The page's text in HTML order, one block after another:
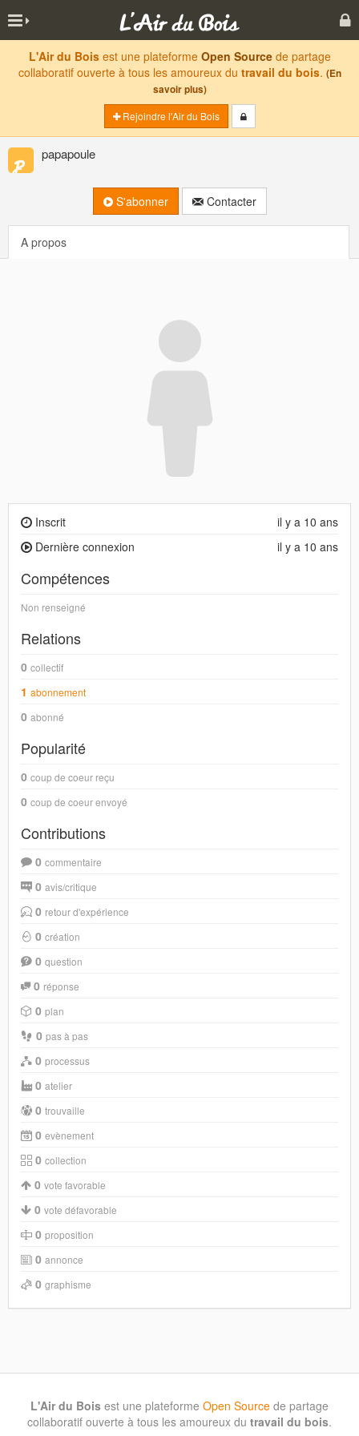
L'Air du Boisest une plateforme Open Sourcede partage
collaboratif ouverte à tous les amoureux du travail du bois. (En
savoir plus)
Rejoindre l'Air du Bois
papapoule
S'abonner Contacter
A propos
il y a 10 ans
Inscrit
il y a 10 ans
Dernière connexion
Compétences
Non renseigné
Relations
0 collectif
1 abonnement
0 abonné
Popularité
0 coup de coeur reçu
0 coup de coeur envoyé
Contributions
0 commentaire
0 avis/critique
0 retour d'expérience
0 création
0 question
0 réponse
0 plan
0 pas à pas
0 processus
0 atelier
0 trouvaille
0 evènement
0 collection
0 vote favorable
0 vote défavorable
0 proposition
0 annonce
0 graphisme
L'Air du Bois est une plateforme Open Source de partage
collaboratif ouverte à tous les amoureux du travail du bois.